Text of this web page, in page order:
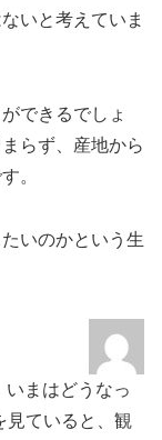
いと考えていま
できるでしょ
らず、産地から
。
いのかという生
まはどうなっ
見ていると、観